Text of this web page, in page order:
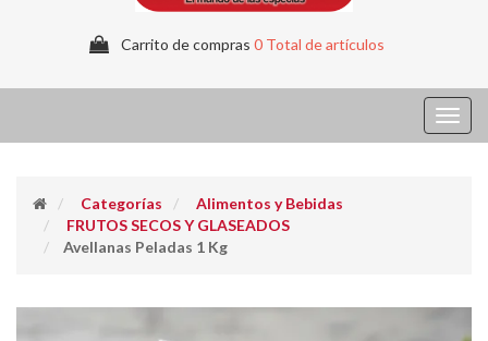
Carrito de compras 0 Total de artículos
Categorías
Alimentos y Bebidas
FRUTOS SECOS Y GLASEADOS
Avellanas Peladas 1 Kg